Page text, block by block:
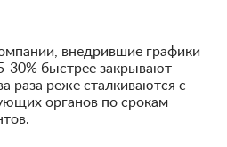
внедрившие графики
30% быстрее закрывают
раза реже сталкиваются с
органов по срокам